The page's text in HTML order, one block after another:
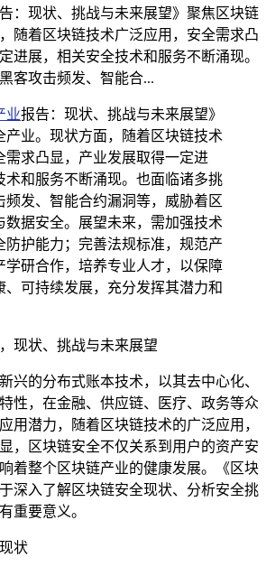
：现状、挑战与未来展望》聚焦区块链
随着区块链技术广泛应用，安全需求凸
进展，相关安全技术和服务不断涌现。
客攻击频发、智能合...
业报告：现状、挑战与未来展望》
产业。现状方面，随着区块链技术
需求凸显，产业发展取得一定进
术和服务不断涌现。也面临诸多挑
频发、智能合约漏洞等，威胁着区
数据安全。展望未来，需加强技术
防护能力；完善法规标准，规范产
学研合作，培养专业人才，以保障
、可持续发展，充分发挥其潜力和
现状、挑战与未来展望
兴的分布式账本技术，以其去中心化、
性，在金融、供应链、医疗、政务等众
用潜力，随着区块链技术的广泛应用，
，区块链安全不仅关系到用户的资产安
着整个区块链产业的健康发展。《区块
深入了解区块链安全现状、分析安全挑
重要意义。
状